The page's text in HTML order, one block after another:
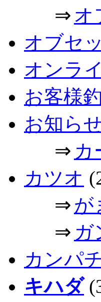
⇒ オ
オブセ
オンラ
お客様
お知ら
⇒ カ
カツオ
⇒ が
⇒ ガ
カンパ
キハダ